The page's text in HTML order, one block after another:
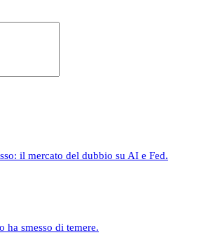
il mercato del dubbio su AI e Fed.
ha smesso di temere.